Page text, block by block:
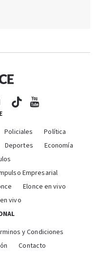
Policiales
Política
Deportes
Economía
Empresarial
Elonce en vivo
vivo
y Condiciones
Contacto